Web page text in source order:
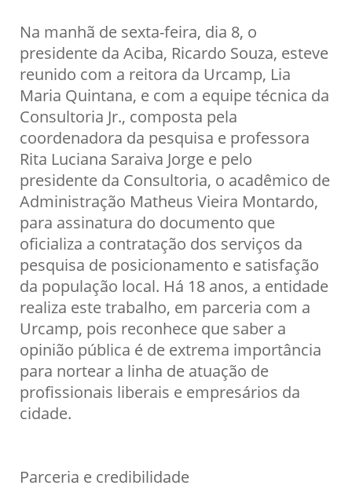
Na manhã de sexta-feira, dia 8, o
presidente da Aciba, Ricardo Souza, esteve
reunido com a reitora da Urcamp, Lia
Maria Quintana, e com a equipe técnica da
Consultoria Jr., composta pela
coordenadora da pesquisa e professora
Rita Luciana Saraiva Jorge e pelo
presidente da Consultoria, o acadêmico de
Administração Matheus Vieira Montardo,
para assinatura do documento que
oficializa a contratação dos serviços da
pesquisa de posicionamento e satisfação
da população local. Há 18 anos, a entidade
realiza este trabalho, em parceria com a
Urcamp, pois reconhece que saber a
opinião pública é de extrema importância
para nortear a linha de atuação de
profissionais liberais e empresários da
cidade.
Parceria e credibilidade